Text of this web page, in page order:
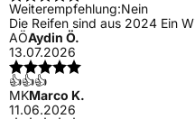
Weiterempfehlung:Nein
Die Reifen sind aus 2024 Ein
AÖAydin Ö.
13.07.2026
👍👍👍
MKMarco K.
11.06.2026